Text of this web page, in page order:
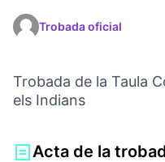
Trobada oficial
Trobada de la Taula
els Indians
Acta de la